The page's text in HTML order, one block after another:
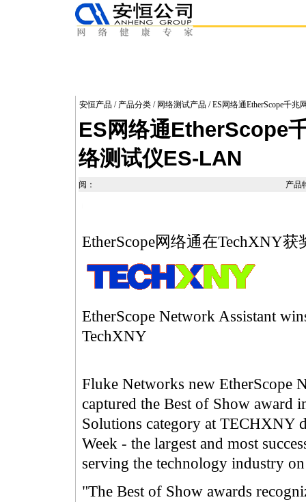
安恒产品 / 产品分类 / 网络测试产品 / ES网络通EtherScope千
ES网络通EtherScope
络测试仪ES-LAN
阅： 产品
EtherScope网络通在TechXNY获
EtherScope Network Assistant
TechXNY
Fluke Networks new EtherScope
captured the Best of Show award
Solutions category at TECHXNY
Week - the largest and most
serving the technology industry on
"The Best of Show awards